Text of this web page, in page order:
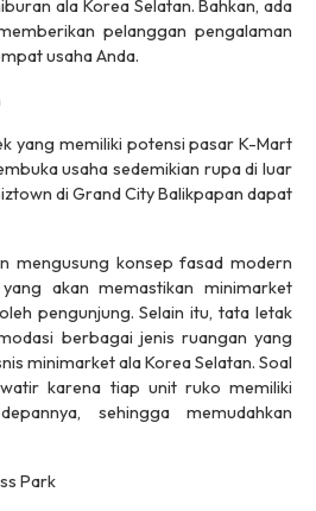
ala Korea Selatan. Bahkan, ada
pelanggan pengalaman
usaha Anda.
yang memiliki potensi pasar K-Mart
usaha sedemikian rupa di luar
di Grand City Balikpapan dapat
mengusung konsep fasad modern
akan memastikanminimarket
pengunjung. Selain itu, tata letak
berbagai jenis ruangan yang
minimarketala Korea Selatan. Soal
karena tiap unit ruko memiliki
sehingga memudahkan
Park